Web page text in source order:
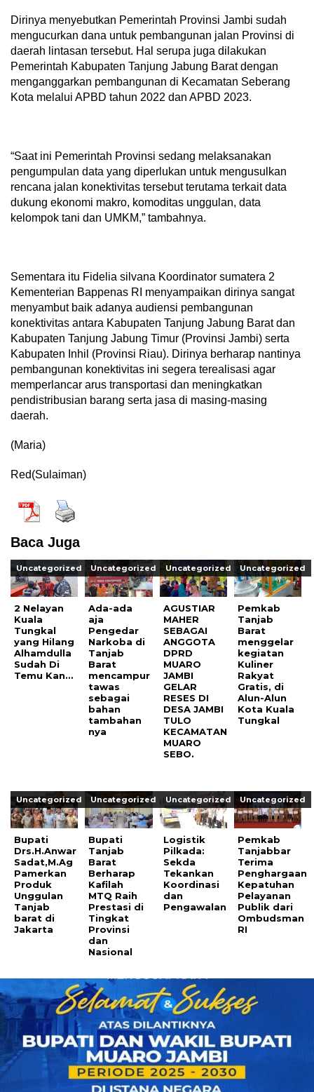
Dirinya menyebutkan Pemerintah Provinsi Jambi sudah
mengucurkan dana untuk pembangunan jalan Provinsi di
daerah lintasan tersebut. Hal serupa juga dilakukan
Pemerintah Kabupaten Tanjung Jabung Barat dengan
menganggarkan pembangunan di Kecamatan Seberang
Kota melalui APBD tahun 2022 dan APBD 2023.
“Saat ini Pemerintah Provinsi sedang melaksanakan
pengumpulan data yang diperlukan untuk mengusulkan
rencana jalan konektivitas tersebut terutama terkait data
dukung ekonomi makro, komoditas unggulan, data
kelompok tani dan UMKM,” tambahnya.
Sementara itu Fidelia silvana Koordinator sumatera 2
Kementerian Bappenas RI menyampaikan dirinya sangat
menyambut baik adanya audiensi pembangunan
konektivitas antara Kabupaten Tanjung Jabung Barat dan
Kabupaten Tanjung Jabung Timur (Provinsi Jambi) serta
Kabupaten Inhil (Provinsi Riau). Dirinya berharap nantinya
pembangunan konektivitas ini segera terealisasi agar
memperlancar arus transportasi dan meningkatkan
pendistribusian barang serta jasa di masing-masing
daerah.
(Maria)
Red(Sulaiman)
Baca Juga
Uncategorized
2 Nelayan
Kuala
Tungkal
yang Hilang
Alhamdulla
Sudah Di
Temu Kan…
Uncategorized
Ada-ada
aja
Pengedar
Narkoba di
Tanjab
Barat
mencampur
tawas
sebagai
bahan
tambahan
nya
Uncategorized
AGUSTIAR
MAHER
SEBAGAI
ANGGOTA
DPRD
MUARO
JAMBI
GELAR
RESES DI
DESA JAMBI
TULO
KECAMATAN
MUARO
SEBO.
Uncategorized
Pemkab
Tanjab
Barat
menggelar
kegiatan
Kuliner
Rakyat
Gratis, di
Alun-Alun
Kota Kuala
Tungkal
Uncategorized
Bupati
Drs.H.Anwar
Sadat,M.Ag
Pamerkan
Produk
Unggulan
Tanjab
barat di
Jakarta
Uncategorized
Bupati
Tanjab
Barat
Berharap
Kafilah
MTQ Raih
Prestasi di
Tingkat
Provinsi
dan
Nasional
Uncategorized
Logistik
Pilkada:
Sekda
Tekankan
Koordinasi
dan
Pengawalan
Uncategorized
Pemkab
Tanjabbar
Terima
Penghargaan
Kepatuhan
Pelayanan
Publik dari
Ombudsman
RI